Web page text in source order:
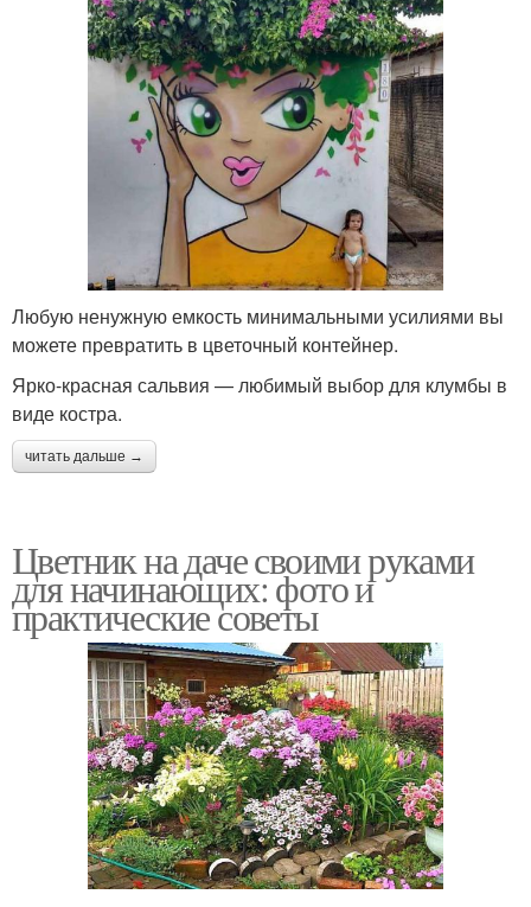
Любую ненужную емкость минимальными усилиями вы
можете превратить в цветочный контейнер.
Ярко-красная сальвия — любимый выбор для клумбы в
виде костра.
читать дальше →
Цветник на даче своими руками
для начинающих: фото и
практические советы